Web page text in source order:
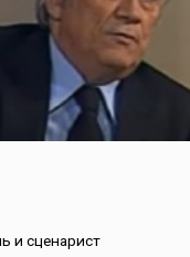
и сценарист